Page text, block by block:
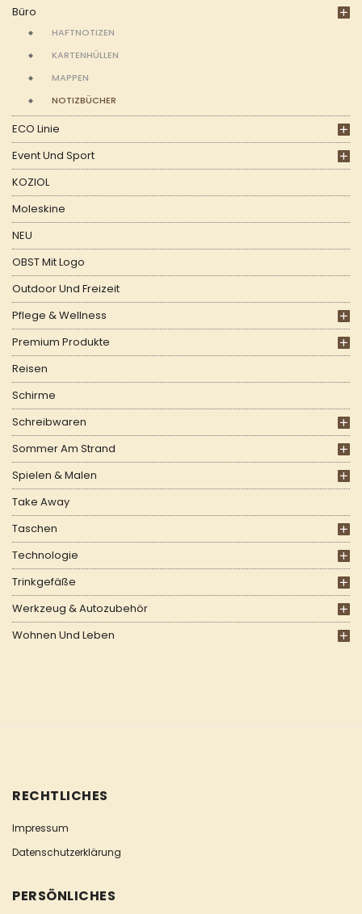
Büro
HAFTNOTIZEN
KARTENHÜLLEN
MAPPEN
NOTIZBÜCHER
ECO Linie
Event Und Sport
KOZIOL
Moleskine
NEU
OBST Mit Logo
Outdoor Und Freizeit
Pflege & Wellness
Premium Produkte
Reisen
Schirme
Schreibwaren
Sommer Am Strand
Spielen & Malen
Take Away
Taschen
Technologie
Trinkgefäße
Werkzeug & Autozubehör
Wohnen Und Leben
RECHTLICHES
Impressum
Datenschutzerklärung
PERSÖNLICHES